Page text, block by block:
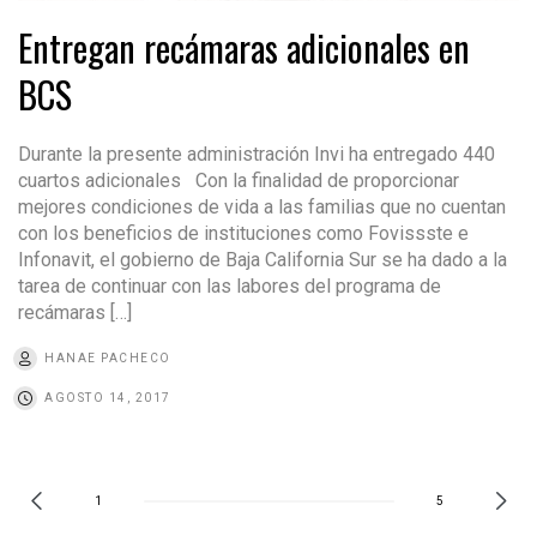
Entregan recámaras adicionales en
BCS
Durante la presente administración Invi ha entregado 440
cuartos adicionales Con la finalidad de proporcionar
mejores condiciones de vida a las familias que no cuentan
con los beneficios de instituciones como Fovissste e
Infonavit, el gobierno de Baja California Sur se ha dado a la
tarea de continuar con las labores del programa de
recámaras […]
HANAE PACHECO
AGOSTO 14, 2017
1 5